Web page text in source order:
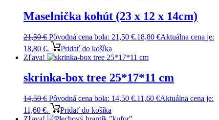
Maselnička kohút (23 x 12 x 14cm)
21,50€ Pôvodná cena bola: 21,50 €.18,80 €Aktuálna cena je:
18,80 €.
Pridať do košíka
Zľava!
skrinka-box tree 25*17*11 cm
14,50€ Pôvodná cena bola: 14,50 €.11,60 €Aktuálna cena je:
11,60 €.
Pridať do košíka